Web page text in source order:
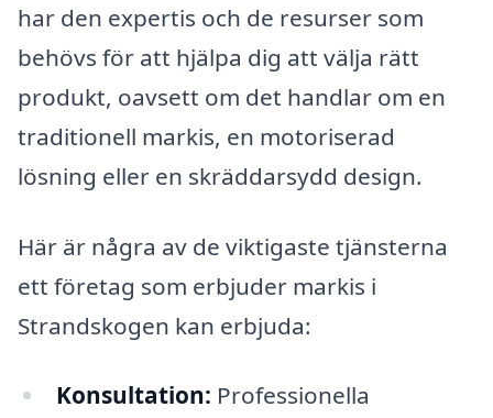
har den expertis och de resurser som
behövs för att hjälpa dig att välja rätt
produkt, oavsett om det handlar om en
traditionell markis, en motoriserad
lösning eller en skräddarsydd design.
Här är några av de viktigaste tjänsterna
ett företag som erbjuder markis i
Strandskogen kan erbjuda:
Konsultation: Professionella